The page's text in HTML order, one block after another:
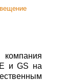
и GS на